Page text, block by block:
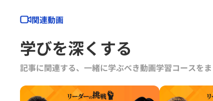
関連動画
学びを深くする
記事に関連する、一緒に学ぶべき動画学習コースを